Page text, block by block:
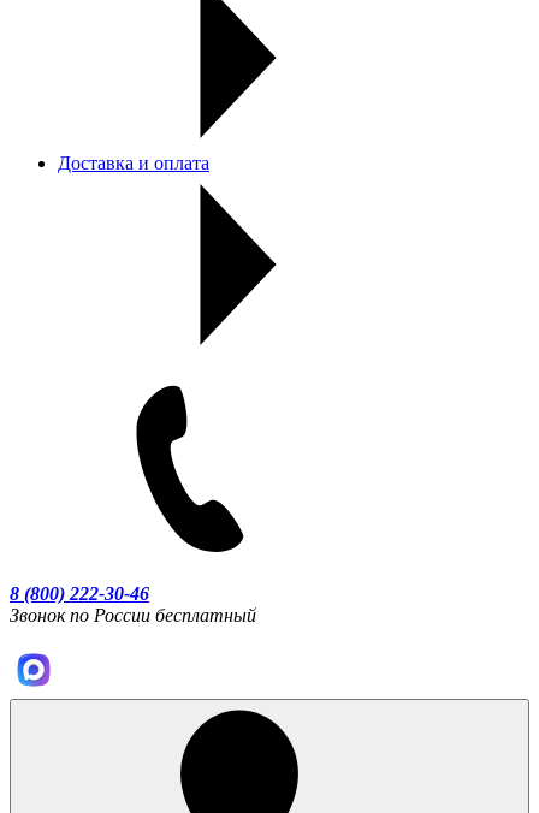
Доставка и оплата
8 (800) 222-30-46
Звонок по России бесплатный